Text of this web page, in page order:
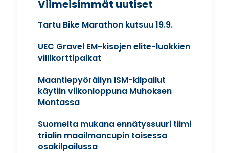
Viimeisimmät uutiset
Tartu Bike Marathon kutsuu 19.9.
UEC Gravel EM-kisojen elite-luokkien
villikorttipaikat
Maantiepyöräilyn ISM-kilpailut
käytiin viikonloppuna Muhoksen
Montassa
Suomelta mukana ennätyssuuri tiimi
trialin maailmancupin toisessa
osakilpailussa